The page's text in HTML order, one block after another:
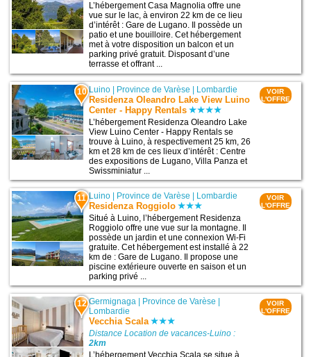
L’hébergement Casa Magnolia offre une
vue sur le lac, à environ 22 km de ce lieu
d’intérêt : Gare de Lugano. Il possède un
patio et une bouilloire. Cet hébergement
met à votre disposition un balcon et un
parking privé gratuit. Disposant d’une
terrasse et offrant ...
10 Luino | Province de Varèse | Lombardie
Residenza Oleandro Lake View Luino
Center - Happy Rentals
L’hébergement Residenza Oleandro Lake
View Luino Center - Happy Rentals se
trouve à Luino, à respectivement 25 km, 26
km et 28 km de ces lieux d’intérêt : Centre
des expositions de Lugano, Villa Panza et
Swissminiatur ...
VOIR
L'OFFRE
11 Luino | Province de Varèse | Lombardie
Residenza Roggiolo
Situé à Luino, l’hébergement Residenza
Roggiolo offre une vue sur la montagne. Il
possède un jardin et une connexion Wi-Fi
gratuite. Cet hébergement est installé à 22
km de : Gare de Lugano. Il propose une
piscine extérieure ouverte en saison et un
parking privé ...
VOIR
L'OFFRE
12 Germignaga | Province de Varèse |
Lombardie
Vecchia Scala
Distance Location de vacances-Luino :
2km
L’hébergement Vecchia Scala se situe à
VOIR
L'OFFRE